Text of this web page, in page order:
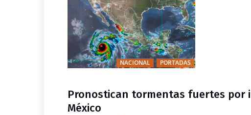
NACIONAL PORTADAS
Pronostican tormentas fuertes por
México